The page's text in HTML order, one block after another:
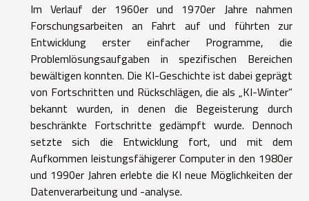
Im Verlauf der 1960er und 1970er Jahre nahmen
Forschungsarbeiten an Fahrt auf und führten zur
Entwicklung erster einfacher Programme, die
Problemlösungsaufgaben in spezifischen Bereichen
bewältigen konnten. Die KI-Geschichte ist dabei geprägt
von Fortschritten und Rückschlägen, die als „KI-Winter“
bekannt wurden, in denen die Begeisterung durch
beschränkte Fortschritte gedämpft wurde. Dennoch
setzte sich die Entwicklung fort, und mit dem
Aufkommen leistungsfähigerer Computer in den 1980er
und 1990er Jahren erlebte die KI neue Möglichkeiten der
Datenverarbeitung und -analyse.